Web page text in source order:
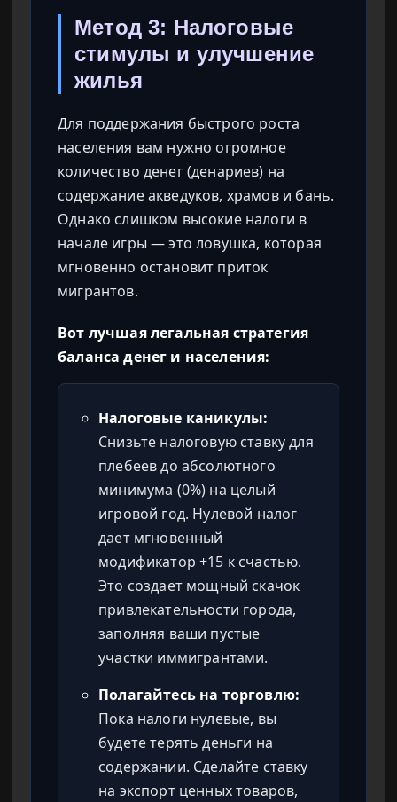
Метод 3: Налоговые
стимулы и улучшение
жилья
Для поддержания быстрого роста
населения вам нужно огромное
количество денег (денариев) на
содержание акведуков, храмов и бань.
Однако слишком высокие налоги в
начале игры — это ловушка, которая
мгновенно остановит приток
мигрантов.
Вот лучшая легальная стратегия
баланса денег и населения:
Налоговые каникулы:
Снизьте налоговую ставку для
плебеев до абсолютного
минимума (0%) на целый
игровой год. Нулевой налог
дает мгновенный
модификатор +15 к счастью.
Это создает мощный скачок
привлекательности города,
заполняя ваши пустые
участки иммигрантами.
Полагайтесь на торговлю:
Пока налоги нулевые, вы
будете терять деньги на
содержании. Сделайте ставку
на экспорт ценных товаров,